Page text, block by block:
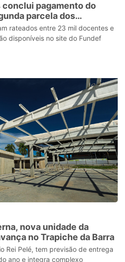
conclui pagamento do
parcela dos
rateados entre 23 mil docentes e
disponíveis no site do Fundef
nova unidade da
no Trapiche da Barra
Rei Pelé, tem previsão de entrega
ano e integra complexo